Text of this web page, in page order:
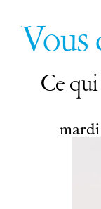
Vous
Ce
du
mardi
mardi